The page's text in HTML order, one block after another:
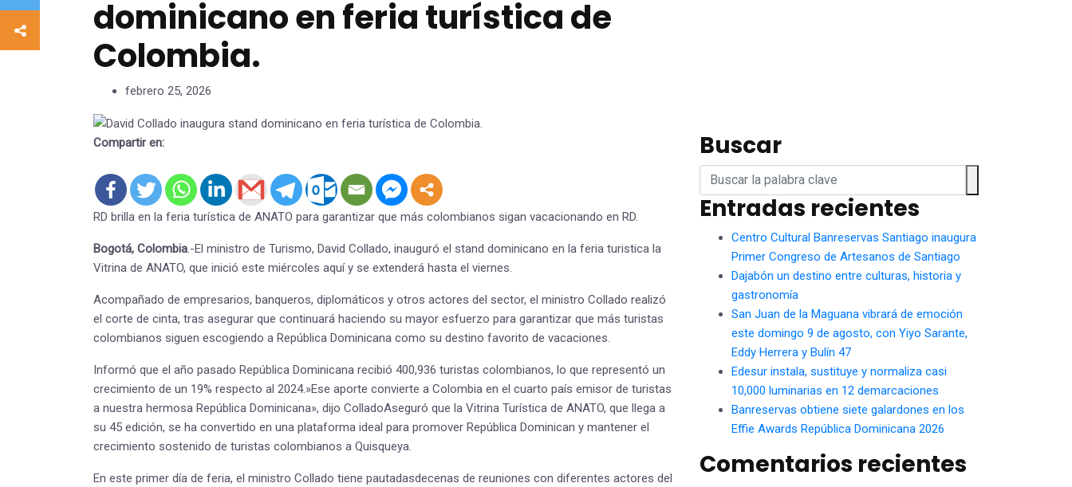
dominicano en feria turística de
Colombia.
febrero 25, 2026
Compartir en:
RD brilla en la feria turística de ANATO para garantizar que más colombianos sigan vacacionando en RD.
Bogotá, Colombia.-El ministro de Turismo, David Collado, inauguró el stand dominicano en la feria turistica la
Vitrina de ANATO, que inició este miércoles aquí y se extenderá hasta el viernes.
Acompañado de empresarios, banqueros, diplomáticos y otros actores del sector, el ministro Collado realizó
el corte de cinta, tras asegurar que continuará haciendo su mayor esfuerzo para garantizar que más turistas
colombianos siguen escogiendo a República Dominicana como su destino favorito de vacaciones.
Informó que el año pasado República Dominicana recibió 400,936 turistas colombianos, lo que representó un
crecimiento de un 19% respecto al 2024.»Ese aporte convierte a Colombia en el cuarto país emisor de turistas
a nuestra hermosa República Dominicana», dijo ColladoAseguró que la Vitrina Turística de ANATO, que llega a
su 45 edición, se ha convertido en una plataforma ideal para promover República Dominican y mantener el
crecimiento sostenido de turistas colombianos a Quisqueya.
En este primer día de feria, el ministro Collado tiene pautadasdecenas de reuniones con diferentes actores del
Buscar
Entradas recientes
Centro Cultural Banreservas Santiago inaugura
Primer Congreso de Artesanos de Santiago
Dajabón un destino entre culturas, historia y
gastronomía
San Juan de la Maguana vibrará de emoción
este domingo 9 de agosto, con Yiyo Sarante,
Eddy Herrera y Bulín 47
Edesur instala, sustituye y normaliza casi
10,000 luminarias en 12 demarcaciones
Banreservas obtiene siete galardones en los
Effie Awards República Dominicana 2026
Comentarios recientes